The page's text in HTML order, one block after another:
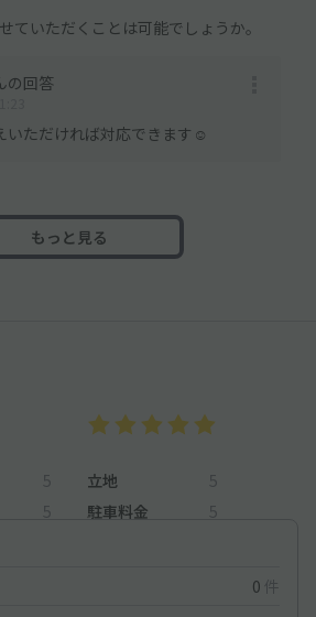
ていただくことは可能でしょうか。
の回答
いただければ対応できます☺️
もっと見る
5 立地
5
5 駐車料金
5
0 件